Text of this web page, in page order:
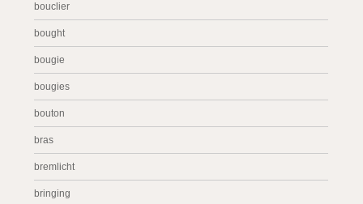
bouclier
bought
bougie
bougies
bouton
bras
bremlicht
bringing